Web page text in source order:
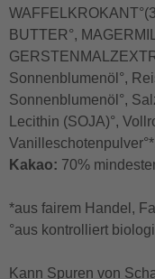
BUTTER°,
Sonnenblumenöl°,
Sonnenblumenöl°,
Lecithin (SOJA)°,
Kakao: 70%
*aus fairem Handel,
°aus kontrolliert
Kann Spuren von